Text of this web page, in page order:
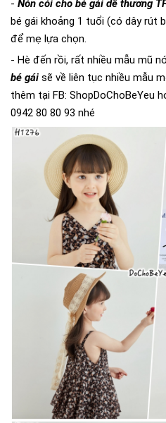
- Nón cói cho bé gái dễ thương
bé gái khoảng 1 tuổi (có dây rút
để mẹ lựa chọn.
- Hè đến rồi, rất nhiều mẫu mũ
bé gái sẽ về liên tục nhiều mẫu
thêm tại FB: ShopDoChoBeYeu
0942 80 80 93 nhé